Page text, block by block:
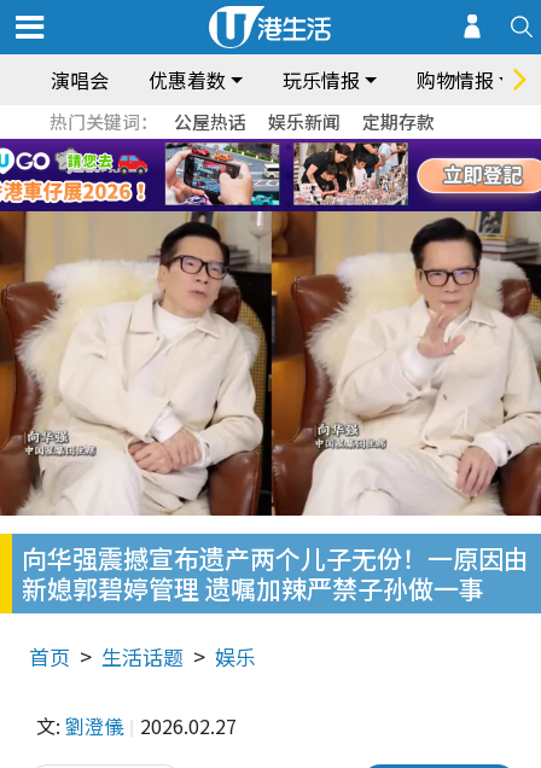
演唱会 优惠着数 玩乐情报 购物情报
热门关键词： 公屋热话 娱乐新闻 定期存款
向华强震撼宣布遗产两个儿子无份！一原因由
新媳郭碧婷管理 遗嘱加辣严禁子孙做一事
首页 生活话题 娱乐
文: 劉澄儀 2026.02.27